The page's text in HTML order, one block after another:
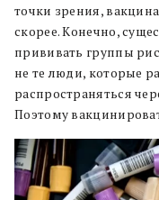
точки зрения,
скорее. Конечно,
прививать группы
не те люди, которые
распространяться
Поэтому